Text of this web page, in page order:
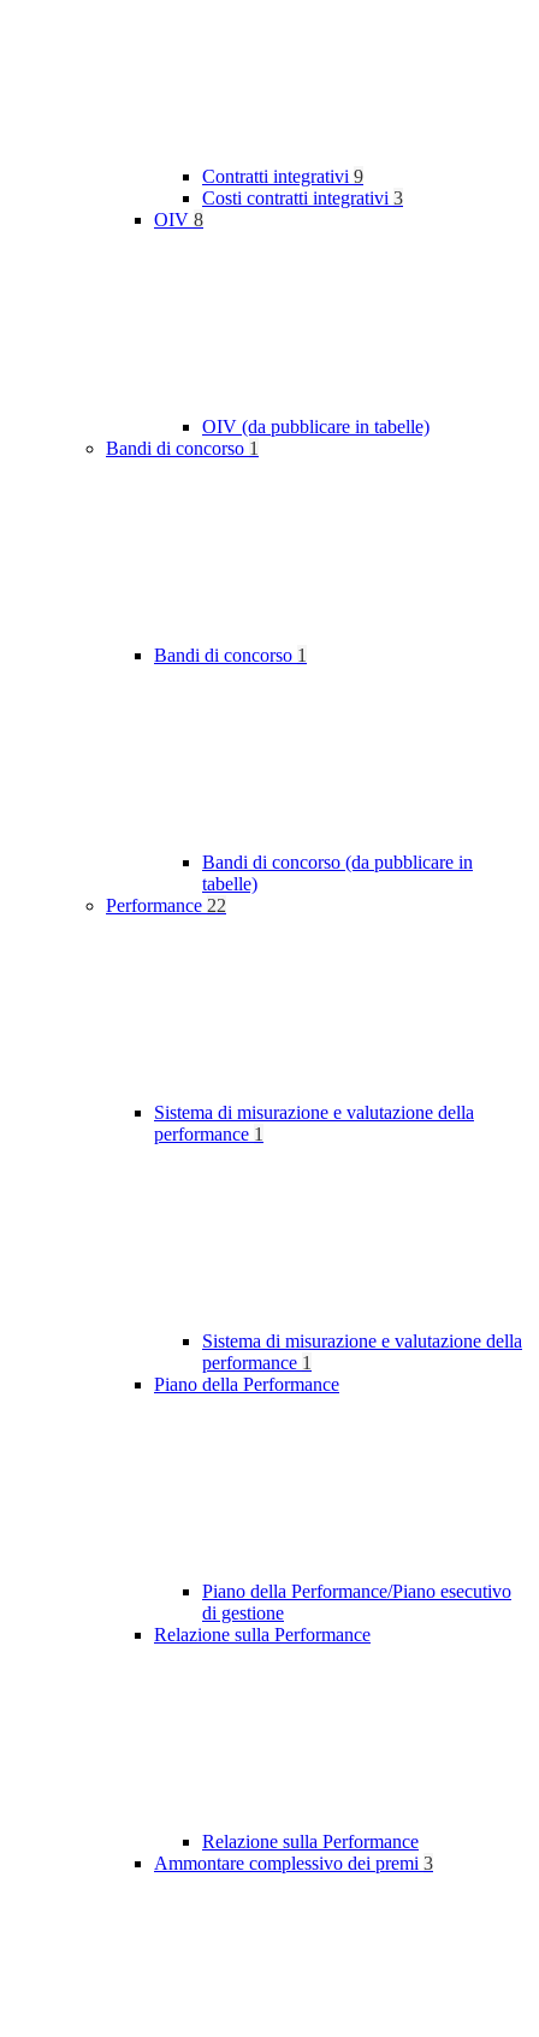
Contratti integrativi 9
Costi contratti integrativi 3
OIV 8
OIV (da pubblicare in tabelle)
Bandi di concorso 1
Bandi di concorso 1
Bandi di concorso (da pubblicare in
tabelle)
Performance 22
Sistema di misurazione e valutazione della
performance 1
Sistema di misurazione e valutazione della
performance 1
Piano della Performance
Piano della Performance/Piano esecutivo
di gestione
Relazione sulla Performance
Relazione sulla Performance
Ammontare complessivo dei premi 3